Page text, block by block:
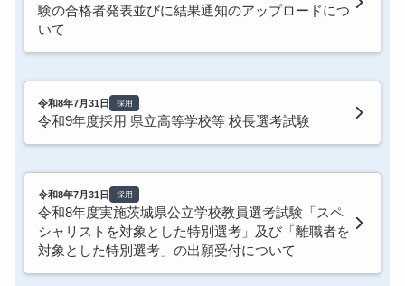
験の合格者発表並びに結果通知のアップロードにつ
いて
令和8年7月31日 採用
令和9年度採用 県立高等学校等 校長選考試験
令和8年7月31日 採用
令和8年度実施茨城県公立学校教員選考試験「スペ
シャリストを対象とした特別選考」及び「離職者を
対象とした特別選考」の出願受付について